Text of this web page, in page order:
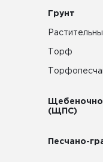
Грунт
Торф
(ЩПС)
Песчано-